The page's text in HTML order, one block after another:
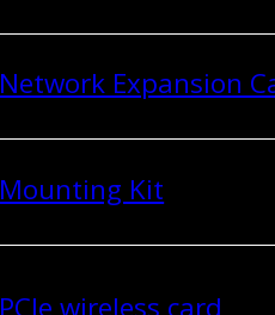
Network Expansion
Mounting Kit